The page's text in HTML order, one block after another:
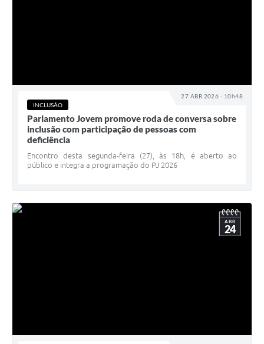
27 ABR 2026 - 10h48
INCLUSÃO
Parlamento Jovem promove roda de conversa sobre
inclusão com participação de pessoas com
deficiência
Encontro desta segunda-feira (27), às 18h, é aberto ao
público e integra a programação do PJ 2026
ABR
24